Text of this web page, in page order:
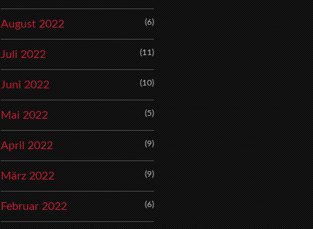
August 2022 (6)
Juli 2022 (11)
Juni 2022 (10)
Mai 2022 (5)
April 2022 (9)
März 2022 (9)
Februar 2022 (6)